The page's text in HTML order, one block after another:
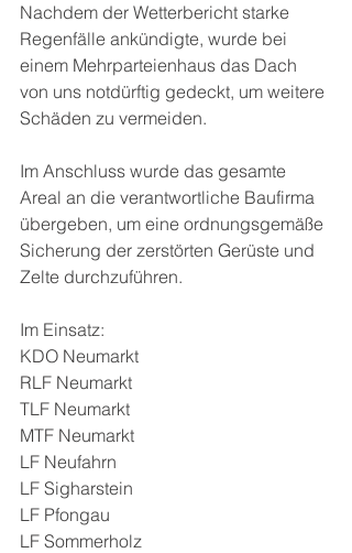
Nachdem der Wetterbericht starke
Regenfälle ankündigte, wurde bei
einem Mehrparteienhaus das Dach
von uns notdürftig gedeckt, um weitere
Schäden zu vermeiden.
Im Anschluss wurde das gesamte
Areal an die verantwortliche Baufirma
übergeben, um eine ordnungsgemäße
Sicherung der zerstörten Gerüste und
Zelte durchzuführen.
Im Einsatz:
KDO Neumarkt
RLF Neumarkt
TLF Neumarkt
MTF Neumarkt
LF Neufahrn
LF Sigharstein
LF Pfongau
LF Sommerholz